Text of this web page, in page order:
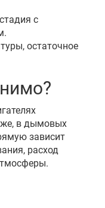
с
остаточное
же, в дымовых
зависит
расход